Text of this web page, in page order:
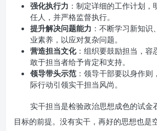
强化执行力 ：制定详细的工作计划
任人，并严格监督执行。
提升解决问题能力 ：不断学习新知
业素养，以应对复杂问题。
营造担当文化：组织要鼓励担当，容
敢于担当者给予肯定和支持。
领导带头示范：领导干部要以身作则
际行动引领实干担当风尚。
实干担当是检验政治思想成色的试金
目标的前提。没有实干，再好的思想也是